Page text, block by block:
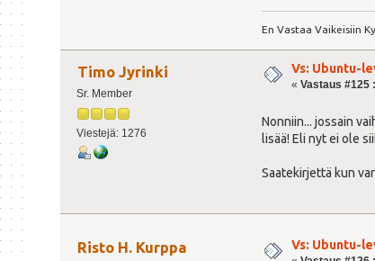
En Vastaa Vaikeisiin
Timo Jyrinki
Sr. Member
Viestejä: 1276
Vs: Ubuntu-
«Vastaus #125 :
Nonniin... jossain
lisää! Eli nyt ei ole
Saatekirjettä kun
Risto H. Kurppa Vs: Ubuntu-